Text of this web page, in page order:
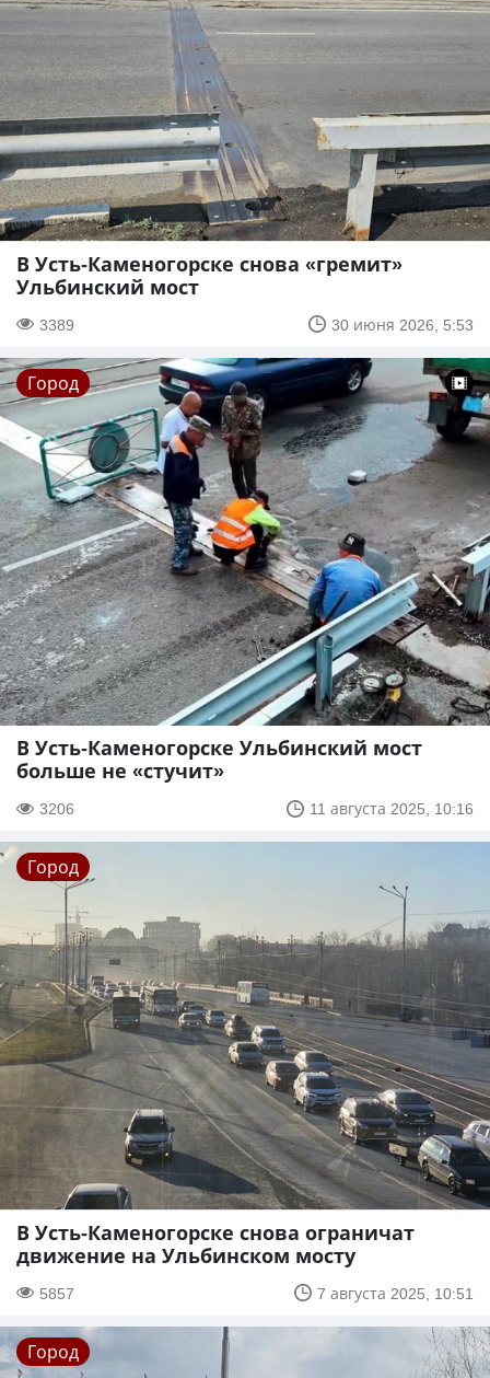
В Усть-Каменогорске снова «гремит»
Ульбинский мост
3389 30 июня 2026, 5:53
Город
В Усть-Каменогорске Ульбинский мост
больше не «стучит»
3206 11 августа 2025, 10:16
Город
В Усть-Каменогорске снова ограничат
движение на Ульбинском мосту
5857 7 августа 2025, 10:51
Город